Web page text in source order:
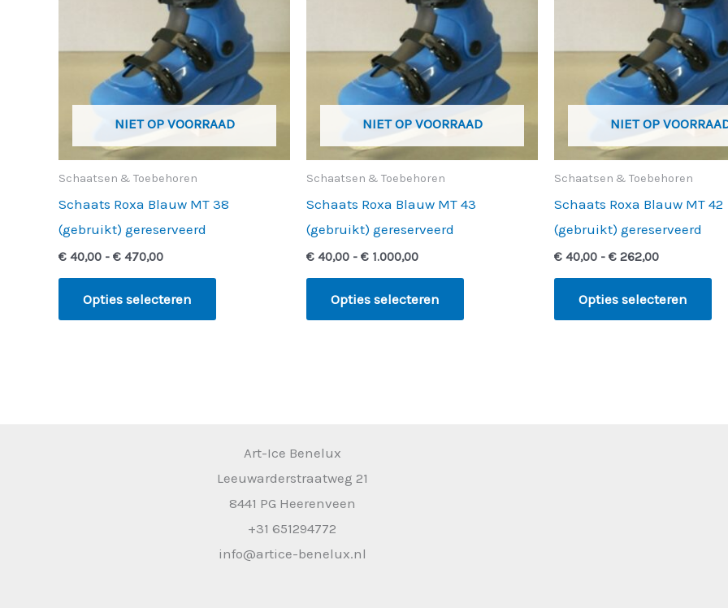
NIET OP VOORRAAD
Schaatsen & Toebehoren
Schaats Roxa Blauw MT 38
(gebruikt) gereserveerd
€ 40,00 - € 470,00
Opties selecteren
meerdere
variaties.
Deze
optie
kan
NIET OP VOORRAAD
Schaatsen & Toebehoren
Schaats Roxa Blauw MT 43
(gebruikt) gereserveerd
€ 40,00 - € 1.000,00
Opties selecteren
meerdere
variaties.
Deze
optie
kan
NIET OP
Schaatsen & Toebehoren
Schaats Roxa Blauw MT 42
(gebruikt) gereserveerd
€ 40,00 - € 262,00
Opties selecteren
Art-Ice Benelux
Leeuwarderstraatweg 21
8441 PG Heerenveen
+31 651294772
info@artice-benelux.nl